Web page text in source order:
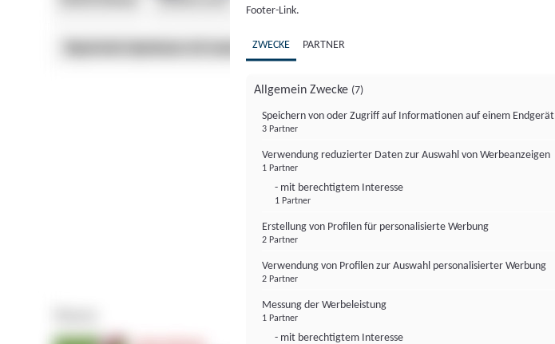
Footer-Link.
ZWECKE PARTNER
Allgemein Zwecke (7)
Speichern von oder Zugriff auf Informationen auf einem Endgerät
3 Partner
Verwendung reduzierter Daten zur Auswahl von Werbeanzeigen
1 Partner
- mit berechtigtem Interesse
1 Partner
Erstellung von Profilen für personalisierte Werbung
2 Partner
Verwendung von Profilen zur Auswahl personalisierter Werbung
2 Partner
Messung der Werbeleistung
1 Partner
- mit berechtigtem Interesse